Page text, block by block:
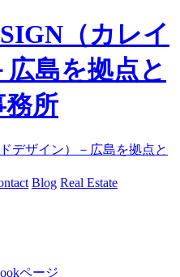
Blog Real Estate